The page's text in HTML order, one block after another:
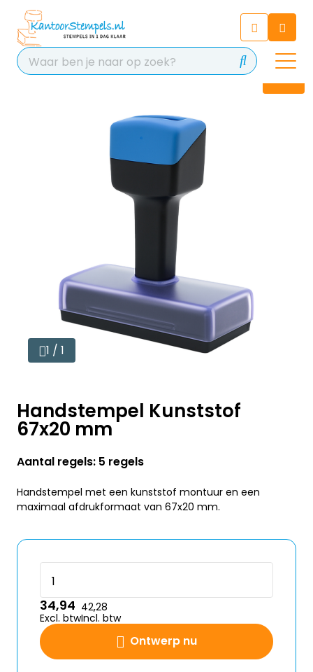
Chat 24/7 met onze chatbot
voor hulp
Contact
1 / 1
Handstempel Kunststof
67x20 mm
Aantal regels: 5 regels
Handstempel met een kunststof montuur en een
maximaal afdrukformaat van 67x20 mm.
Ontwerp nu
34,94
Excl. btw
42,28
Incl. btw